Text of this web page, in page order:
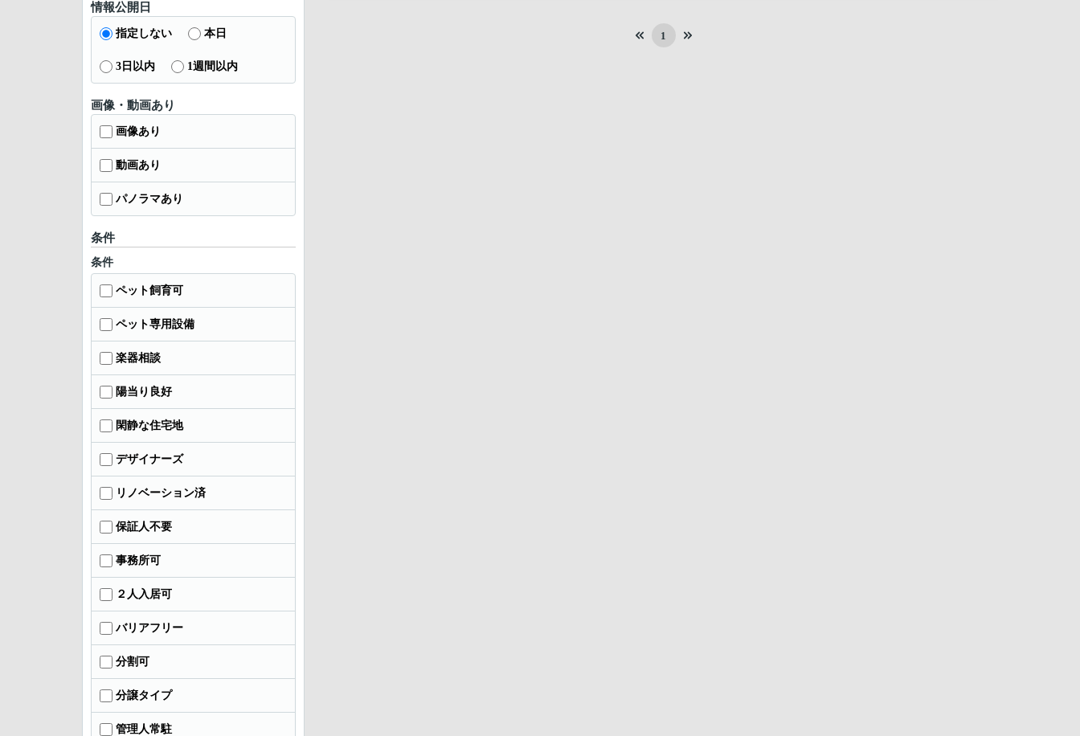
1
情報公開日
指定しない 本日
3日以内 1週間以内
画像・動画あり
画像あり
動画あり
パノラマあり
条件
条件
ペット飼育可
ペット専用設備
楽器相談
陽当り良好
閑静な住宅地
デザイナーズ
リノベーション済
保証人不要
事務所可
２人入居可
バリアフリー
分割可
分譲タイプ
管理人常駐